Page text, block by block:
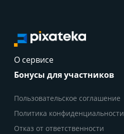
О сервисе
Бонусы для участников
Пользовательское соглашение
Политика конфиденциальности
Отказ от ответственности